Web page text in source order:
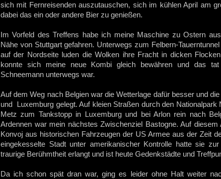
sich mit Fernreisenden auszutauschen, sich im kühlen April am
dabei das ein oder andere Bier zu genießen.
Im Vorfeld des Treffens habe ich meine Maschine zu Ostern
Nähe von Stuttgart gefahren. Unterwegs zum Felbern-
auf der Nordseite luden die Wolken ihre Fracht in dicken
konnte sich meine neue Kombi gleich bewähren und das
Schneemann unterwegs war.
Auf dem Weg nach Belgien war die Wetterlage dafür besser und
und Luxemburg gelegt. Auf kleien Straßen durch den Nationalpark
Metz zum Tankstopp in Luxemburg und bei Arlon rein nach
Ardennen war mein nächstes Zwischenziel Bastogne. Auf
Konvoj aus historischen Fahrzeugen der US Armee aus der Zeit
eingekesselte Stadt unter amerikanischer Kontrolle hatte sie
traurige Berühmtheit erlangt und ist heute Gedenkstädte und
Da ich schon spät dran war, ging es leider ohne Halt weiter